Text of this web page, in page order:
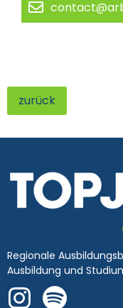
zurück
Regionale
Ausbildung und